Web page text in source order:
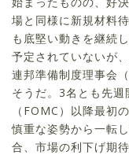
場と同様に新規材料
も底堅い動きを継続
予定されていないが
連邦準備制度理事会
そうだ。3名とも先
（FOMC）以降最初
慎重な姿勢から一転
合、市場の利下げ期